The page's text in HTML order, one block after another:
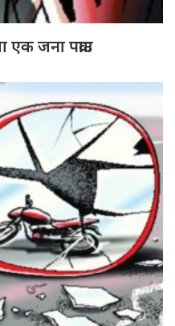
जना पक्राउ